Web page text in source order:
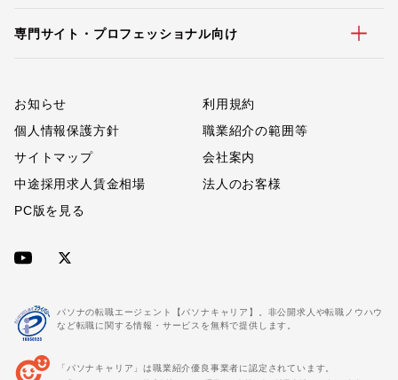
専門サイト・プロフェッショナル向け
お知らせ
利用規約
個人情報保護方針
職業紹介の範囲等
サイトマップ
会社案内
中途採用求人賃金相場
法人のお客様
PC版を見る
パソナの転職エージェント【パソナキャリア】。非公開求人や転職ノウハウ
など転職に関する情報・サービスを無料で提供します。
「パソナキャリア」は職業紹介優良事業者に認定されています。